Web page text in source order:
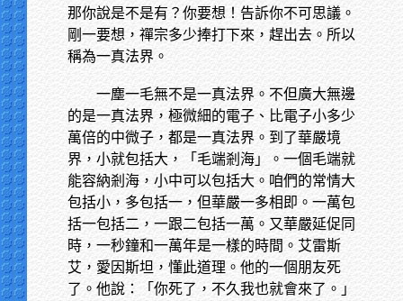
那你說是不是有？你要想！告訴你不可思議。
剛一要想，禪宗多少捧打下來，趕出去。所以
稱為一真法界。
一塵一毛無不是一真法界。不但廣大無邊
的是一真法界，極微細的電子、比電子小多少
萬倍的中微子，都是一真法界。到了華嚴境
界，小就包括大，「毛端剎海」。一個毛端就
能容納剎海，小中可以包括大。咱們的常情大
包括小，多包括一，但華嚴一多相即。一萬包
括一包括二，一跟二包括一萬。又華嚴延促同
時，一秒鐘和一萬年是一樣的時間。艾雷斯
艾，愛因斯坦，懂此道理。他的一個朋友死
了。他說：「你死了，不久我也就會來了。」